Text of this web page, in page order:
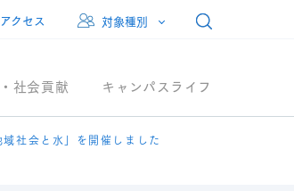
アクセス 対象種別
社会貢献 キャンパスライフ
社会と水」を開催しました